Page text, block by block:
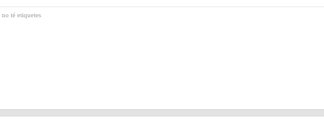
no té etiquetes